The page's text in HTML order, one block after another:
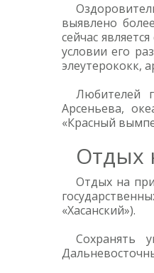
выявлено
сейчас
условии его
элеутерококк,
Любителей
Арсеньева,
«Красный
Отдых
Отдых на
«Хасанский»).
Сохранять